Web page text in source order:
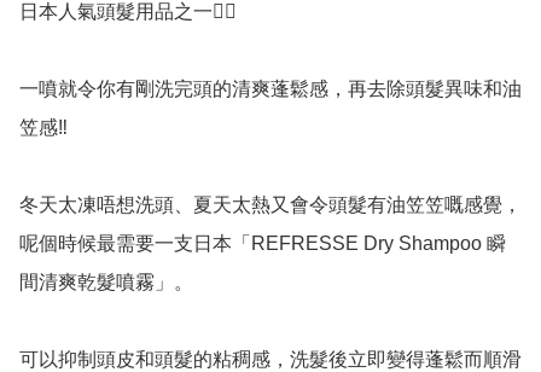
日本人氣頭髮用品之一👍🏻
一噴就令你有剛洗完頭的清爽蓬鬆感，再去除頭髮異味和油
笠感‼️
冬天太凍唔想洗頭、夏天太熱又會令頭髮有油笠笠嘅感覺，
呢個時候最需要一支日本「REFRESSE Dry Shampoo 瞬
間清爽乾髮噴霧」。
可以抑制頭皮和頭髮的粘稠感，洗髮後立即變得蓬鬆而順滑